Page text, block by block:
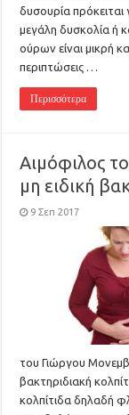
δυσουρία πρόκειται
μεγάλη δυσκολία ή
ούρων είναι μικρή
περιπτώσεις …
Περισσότερα
Αιμόφιλος
μη ειδική
9 Σεπ 2017
του Γιώργου
βακτηριδιακή
κολπίτιδα δηλαδή